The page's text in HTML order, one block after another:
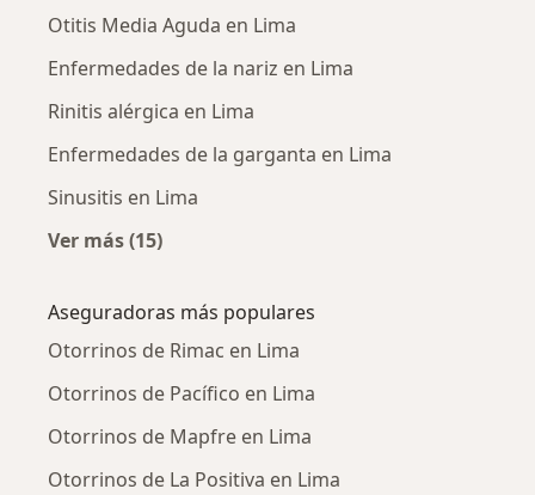
Otitis Media Aguda en Lima
Enfermedades de la nariz en Lima
Rinitis alérgica en Lima
Enfermedades de la garganta en Lima
Sinusitis en Lima
Ver más (15)
Aseguradoras más populares
Otorrinos de Rimac en Lima
Otorrinos de Pacífico en Lima
Otorrinos de Mapfre en Lima
Otorrinos de La Positiva en Lima